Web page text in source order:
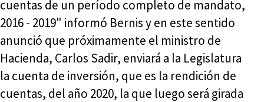
cuentas de un período completo de mandato,
2016 - 2019" informó Bernis y en este sentido
anunció que próximamente el ministro de
Hacienda, Carlos Sadir, enviará a la Legislatura
la cuenta de inversión, que es la rendición de
cuentas, del año 2020, la que luego será girada